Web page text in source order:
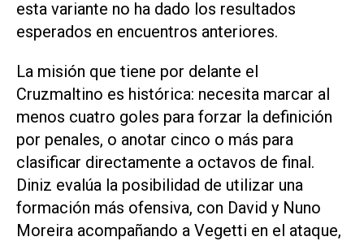
esta variante no ha dado los resultados
esperados en encuentros anteriores.
La misión que tiene por delante el
Cruzmaltino es histórica: necesita marcar al
menos cuatro goles para forzar la definición
por penales, o anotar cinco o más para
clasificar directamente a octavos de final.
Diniz evalúa la posibilidad de utilizar una
formación más ofensiva, con David y Nuno
Moreira acompañando a Vegetti en el ataque,